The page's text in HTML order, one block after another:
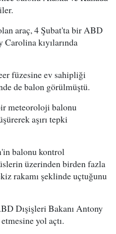
araç, 4 Şubat'ta bir ABD
Carolina kıyılarında
füzesine ev sahipliği
de balon görülmüştü.
meteoroloji balonu
aşırı tepki
balonu kontrol
üzerinden birden fazla
rakamı şeklinde uçtuğunu
Dışişleri Bakanı Antony
yol açtı.